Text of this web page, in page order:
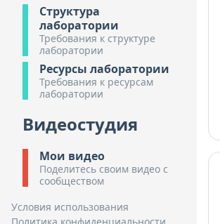
Структура
лаборатории
Требования к структуре
лаборатории
Ресурсы лаборатории
Требования к ресурсам
лаборатории
Видеостудия
Мои видео
Поделитесь своим видео с
сообществом
Условия использования